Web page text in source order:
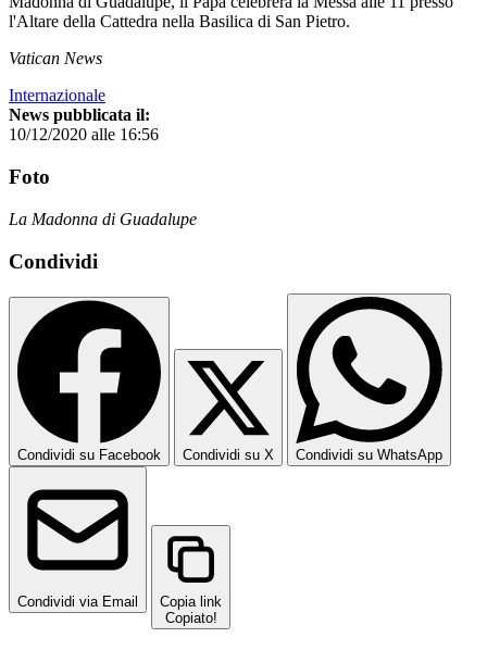
l'Altare della Cattedra nella Basilica di San Pietro.
Vatican News
Internazionale
News pubblicata il:
10/12/2020 alle 16:56
Foto
La Madonna di Guadalupe
Condividi
Condividi su Facebook Condividi su X Condividi su WhatsApp
Condividi via Email
Copia link
Copiato!